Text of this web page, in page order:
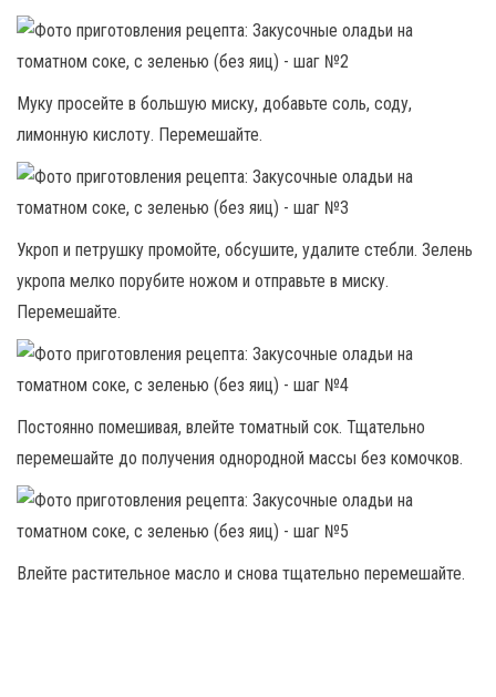
Муку просейте в большую миску, добавьте соль, соду,
лимонную кислоту. Перемешайте.
Укроп и петрушку промойте, обсушите, удалите стебли. Зелень
укропа мелко порубите ножом и отправьте в миску.
Перемешайте.
Постоянно помешивая, влейте томатный сок. Тщательно
перемешайте до получения однородной массы без комочков.
Влейте растительное масло и снова тщательно перемешайте.